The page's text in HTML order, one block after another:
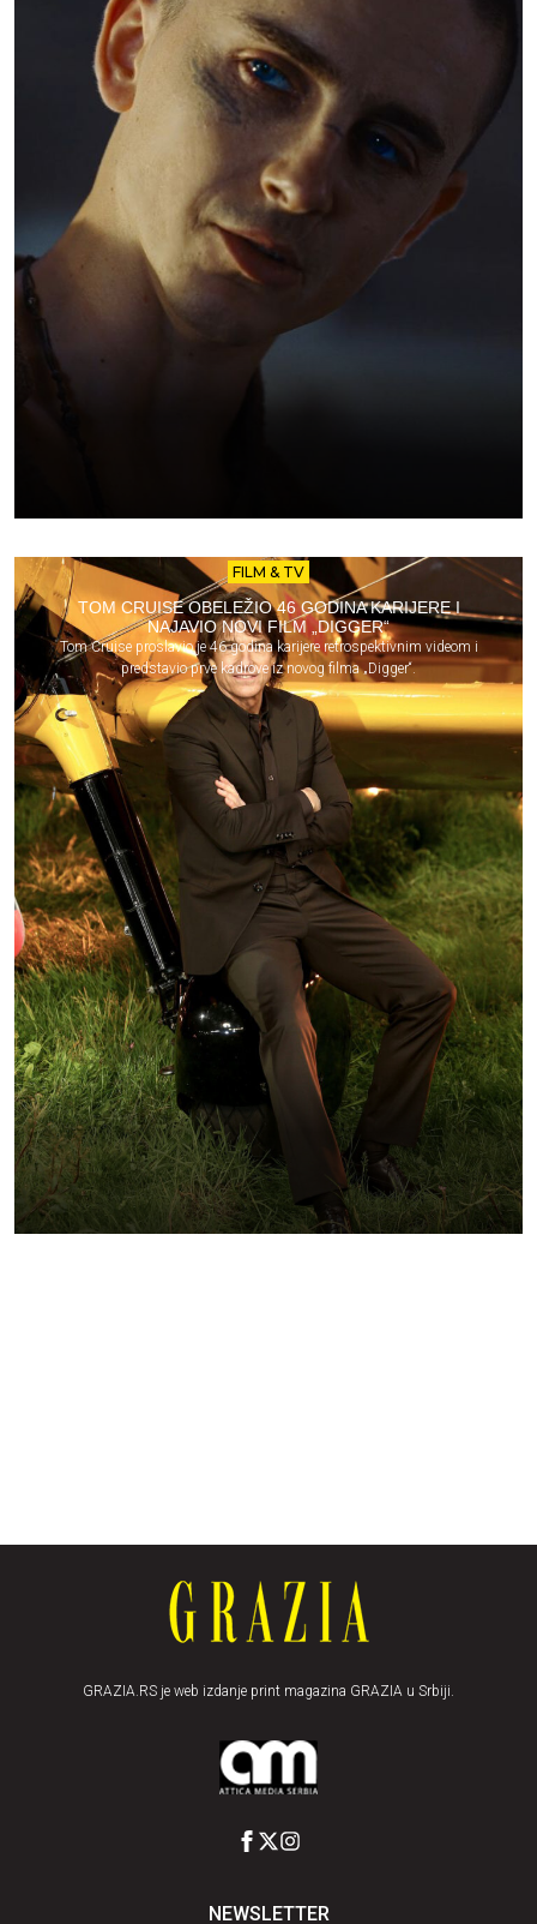
FILM & TV
TOM CRUISE OBELEŽIO 46 GODINA KARIJERE I
NAJAVIO NOVI FILM „DIGGER“
Tom Cruise proslavio je 46 godina karijere retrospektivnim videom i
predstavio prve kadrove iz novog filma „Digger“.
GRAZIA.RS je web izdanje print magazina GRAZIA u Srbiji.
NEWSLETTER